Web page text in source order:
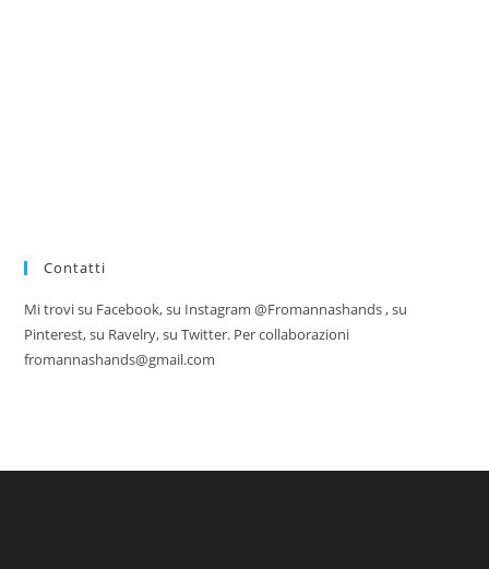
Contatti
Mi trovi su Facebook, su Instagram @Fromannashands , su
Pinterest, su Ravelry, su Twitter. Per collaborazioni
fromannashands@gmail.com